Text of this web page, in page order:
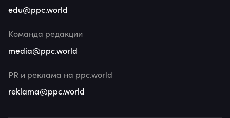
edu@ppc.world
Команда редакции
media@ppc.world
PR и реклама на ppc.world
reklama@ppc.world